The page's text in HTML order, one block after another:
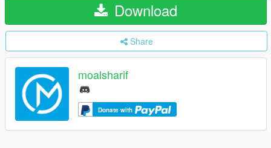
Download
Share
moalsharif
Donate with